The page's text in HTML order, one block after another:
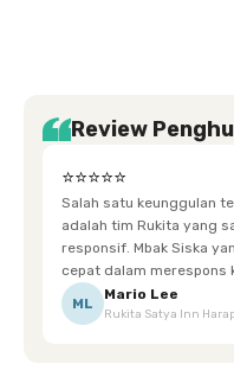
Review
⭐⭐⭐⭐⭐
Salah satu keunggulan
adalah tim Rukita yang sangat ramah dan
responsif. Mbak Siska yang bertugas
cepat dalam merespons
Ketika saya meminta
terpeleset, permintaan tersebut langsung
ML
Mario Lee
Rukita Satya Inn